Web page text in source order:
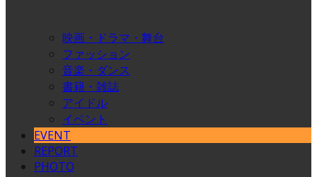
映画・ドラマ・舞台
ファッション
音楽・ダンス
書籍・雑誌
アイドル
イベント
EVENT
REPORT
PHOTO